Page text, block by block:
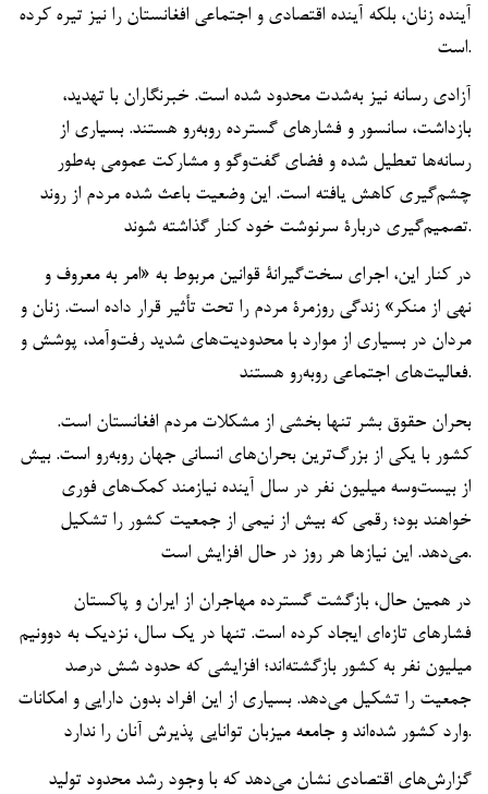
آینده زنان، بلکه آینده اقتصادی و اجتماعی افغانستان را نیز تیره کرده
است.
آزادی رسانه نیز به‌شدت محدود شده است. خبرنگاران با تهدید،
بازداشت، سانسور و فشارهای گسترده روبه‌رو هستند. بسیاری از
رسانه‌ها تعطیل شده و فضای گفت‌وگو و مشارکت عمومی به‌طور
چشم‌گیری کاهش یافته است. این وضعیت باعث شده مردم از روند
تصمیم‌گیری دربارۀ سرنوشت خود کنار گذاشته شوند.
در کنار این، اجرای سخت‌گیرانۀ قوانین مربوط به «امر به معروف و
نهی از منکر» زندگی روزمرۀ مردم را تحت تأثیر قرار داده است. زنان و
مردان در بسیاری از موارد با محدودیت‌های شدید رفت‌وآمد، پوشش و
فعالیت‌های اجتماعی روبه‌رو هستند.
بحران حقوق بشر تنها بخشی از مشکلات مردم افغانستان است.
کشور با یکی از بزرگ‌ترین بحران‌های انسانی جهان روبه‌رو است. بیش
از بیست‌وسه میلیون نفر در سال آینده نیازمند کمک‌های فوری
خواهند بود؛ رقمی که بیش از نیمی از جمعیت کشور را تشکیل
می‌دهد. این نیازها هر روز در حال افزایش است.
در همین حال، بازگشت گسترده مهاجران از ایران و پاکستان
فشارهای تازه‌ای ایجاد کرده است. تنها در یک سال، نزدیک به دوونیم
میلیون نفر به کشور بازگشته‌اند؛ افزایشی که حدود شش درصد
جمعیت را تشکیل می‌دهد. بسیاری از این افراد بدون دارایی و امکانات
وارد کشور شده‌اند و جامعه میزبان توانایی پذیرش آنان را ندارد.
گزارش‌های اقتصادی نشان می‌دهد که با وجود رشد محدود تولید